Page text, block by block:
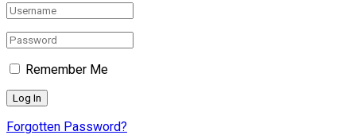
Remember Me
Forgotten Password?